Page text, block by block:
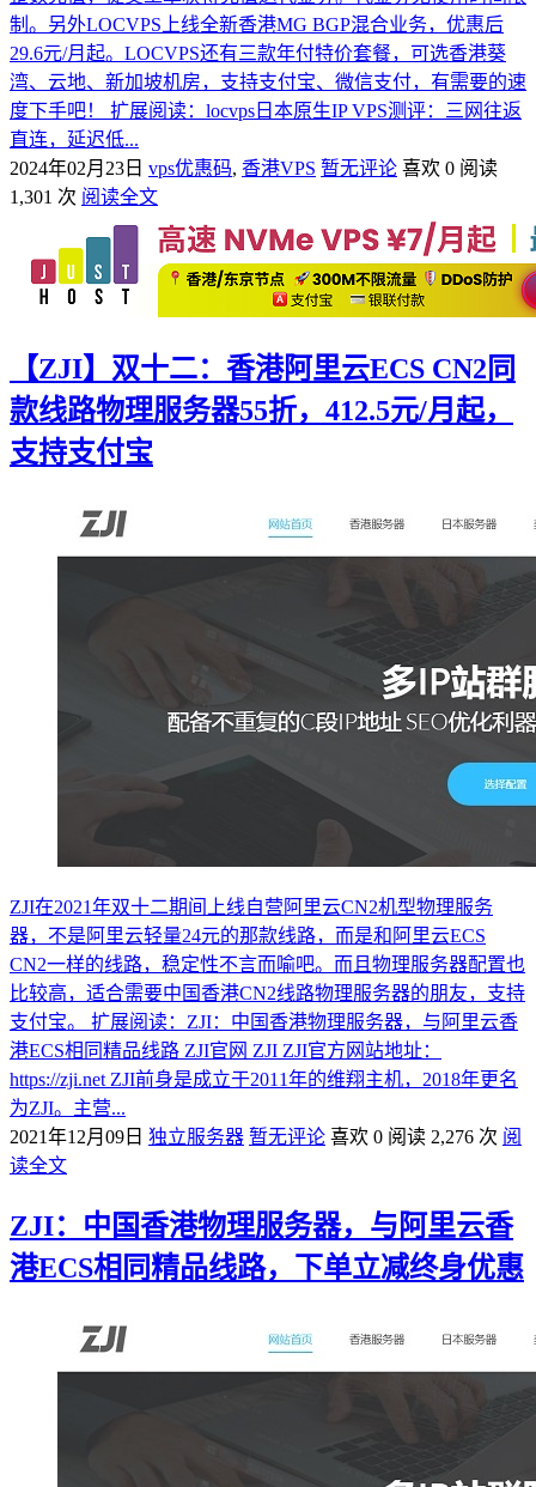
制。另外LOCVPS上线全新香港MG BGP混合业务，优惠后
29.6元/月起。LOCVPS还有三款年付特价套餐，可选香港葵
湾、云地、新加坡机房，支持支付宝、微信支付，有需要的速
度下手吧！ 扩展阅读：locvps日本原生IP VPS测评：三网往返
直连，延迟低...
2024年02月23日 vps优惠码, 香港VPS 暂无评论 喜欢 0 阅读
1,301 次 阅读全文
【ZJI】双十二：香港阿里云ECS CN2同
款线路物理服务器55折，412.5元/月起，
支持支付宝
ZJI在2021年双十二期间上线自营阿里云CN2机型物理服务
器，不是阿里云轻量24元的那款线路，而是和阿里云ECS
CN2一样的线路，稳定性不言而喻吧。而且物理服务器配置也
比较高，适合需要中国香港CN2线路物理服务器的朋友，支持
支付宝。 扩展阅读：ZJI：中国香港物理服务器，与阿里云香
港ECS相同精品线路 ZJI官网 ZJI ZJI官方网站地址：
https://zji.net ZJI前身是成立于2011年的维翔主机，2018年更名
为ZJI。主营...
2021年12月09日 独立服务器 暂无评论 喜欢 0 阅读 2,276 次 阅
读全文
ZJI：中国香港物理服务器，与阿里云香
港ECS相同精品线路，下单立减终身优惠